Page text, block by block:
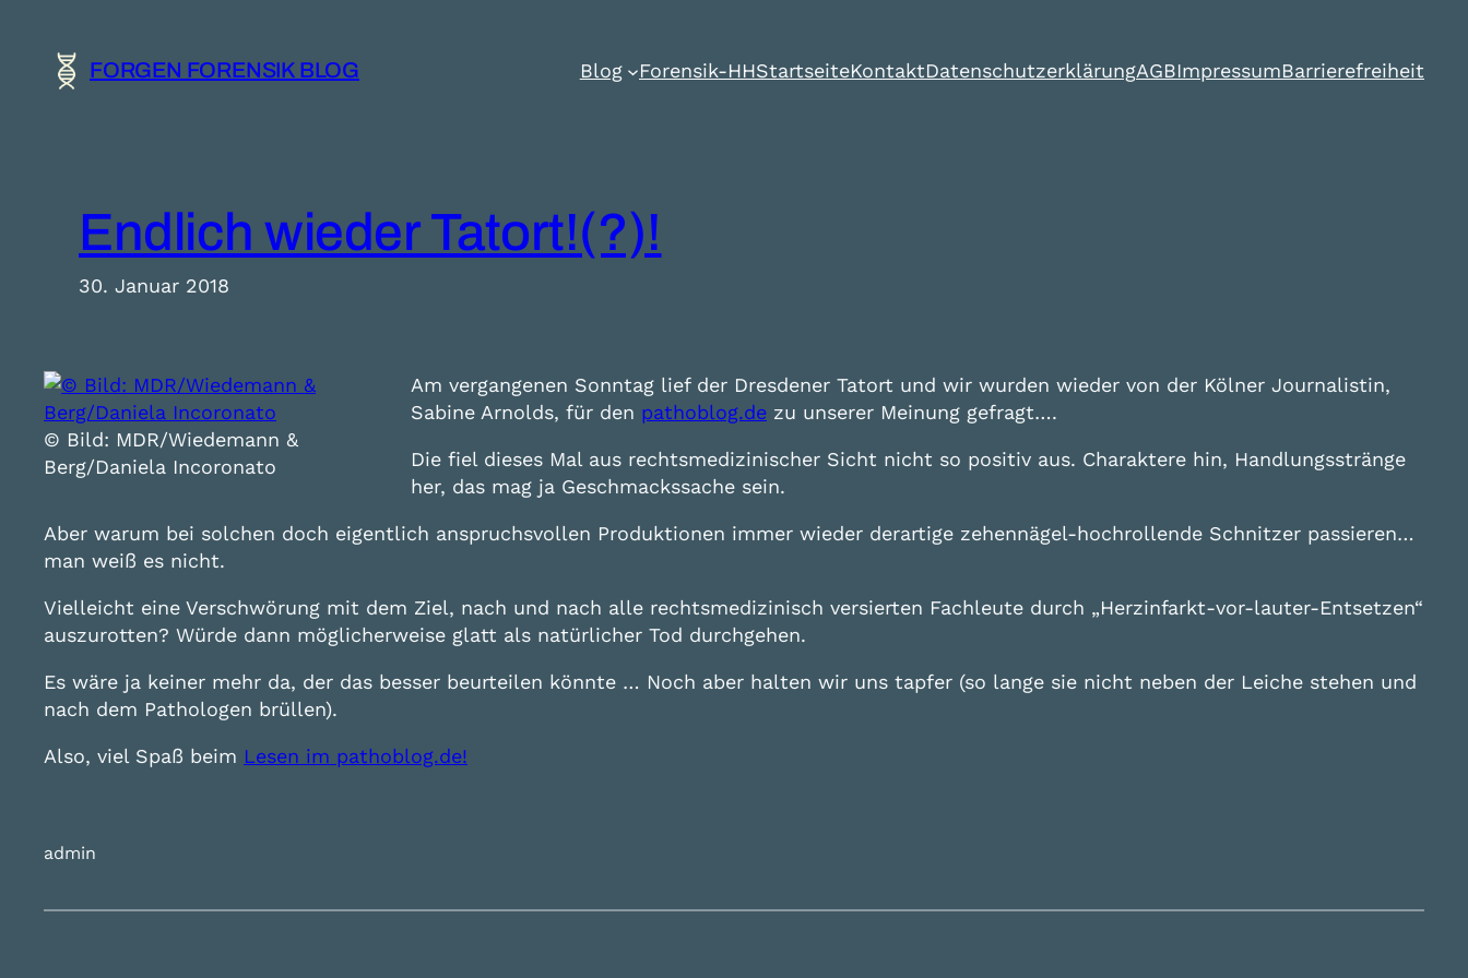
Inhalt
springen FORGEN FORENSIK BLOG Blog Forensik-HHStartseiteKontaktDatenschutzerklärungAGBImpressumBarrierefreiheit
Endlich wieder Tatort!(?)!
30. Januar 2018
© Bild: MDR/Wiedemann &
Berg/Daniela Incoronato
Am vergangenen Sonntag lief der Dresdener Tatort und wir wurden wieder von der Kölner Journalistin,
Sabine Arnolds, für den pathoblog.de zu unserer Meinung gefragt….
Die fiel dieses Mal aus rechtsmedizinischer Sicht nicht so positiv aus. Charaktere hin, Handlungsstränge
her, das mag ja Geschmackssache sein.
Aber warum bei solchen doch eigentlich anspruchsvollen Produktionen immer wieder derartige zehennägel-hochrollende Schnitzer passieren…
man weiß es nicht.
Vielleicht eine Verschwörung mit dem Ziel, nach und nach alle rechtsmedizinisch versierten Fachleute durch „Herzinfarkt-vor-lauter-Entsetzen“
auszurotten? Würde dann möglicherweise glatt als natürlicher Tod durchgehen.
Es wäre ja keiner mehr da, der das besser beurteilen könnte … Noch aber halten wir uns tapfer (so lange sie nicht neben der Leiche stehen und
nach dem Pathologen brüllen).
Also, viel Spaß beim Lesen im pathoblog.de!
admin